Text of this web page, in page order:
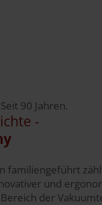
90 Jahren.
-
familiengeführt
und
der